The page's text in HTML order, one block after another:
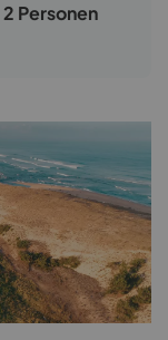
2 Personen